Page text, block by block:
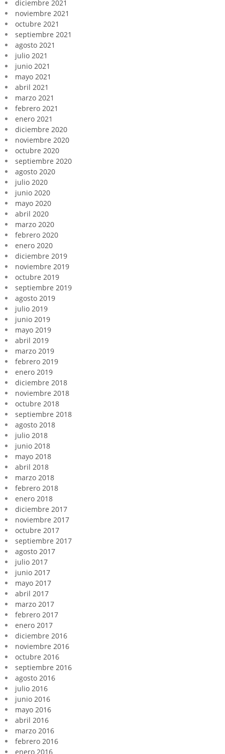
diciembre 2021
noviembre 2021
octubre 2021
septiembre 2021
agosto 2021
julio 2021
junio 2021
mayo 2021
abril 2021
marzo 2021
febrero 2021
enero 2021
diciembre 2020
noviembre 2020
octubre 2020
septiembre 2020
agosto 2020
julio 2020
junio 2020
mayo 2020
abril 2020
marzo 2020
febrero 2020
enero 2020
diciembre 2019
noviembre 2019
octubre 2019
septiembre 2019
agosto 2019
julio 2019
junio 2019
mayo 2019
abril 2019
marzo 2019
febrero 2019
enero 2019
diciembre 2018
noviembre 2018
octubre 2018
septiembre 2018
agosto 2018
julio 2018
junio 2018
mayo 2018
abril 2018
marzo 2018
febrero 2018
enero 2018
diciembre 2017
noviembre 2017
octubre 2017
septiembre 2017
agosto 2017
julio 2017
junio 2017
mayo 2017
abril 2017
marzo 2017
febrero 2017
enero 2017
diciembre 2016
noviembre 2016
octubre 2016
septiembre 2016
agosto 2016
julio 2016
junio 2016
mayo 2016
abril 2016
marzo 2016
febrero 2016
enero 2016